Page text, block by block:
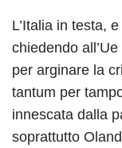
L’Italia in testa,
chiedendo
per arginare la
tantum per
innescata dalla
soprattutto